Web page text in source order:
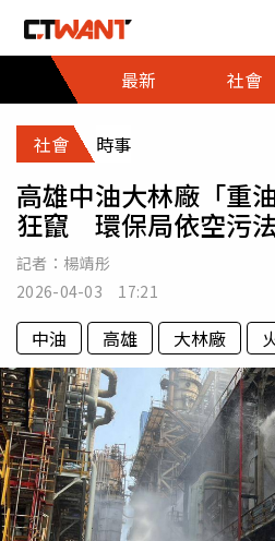
最新
社會
社會 時事
高雄中油大林廠「重
狂竄 環保局依空污
記者： 楊靖彤
2026-04-03 17:21
中油 高雄 大林廠